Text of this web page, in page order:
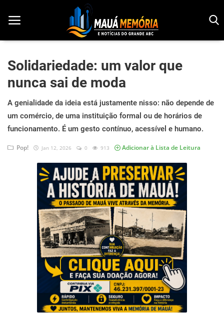
Início
Dorama
Notícias
Pop!
Esportes
Solidariedade: um valor que
nunca sai de moda
A genialidade da ideia está justamente nisso: não depende de
um comércio, de uma instituição formal ou de horários de
funcionamento. É um gesto contínuo, acessível e humano.
Pop! Jan 12, 2026 0 913 Adicionar à Lista de Leitura